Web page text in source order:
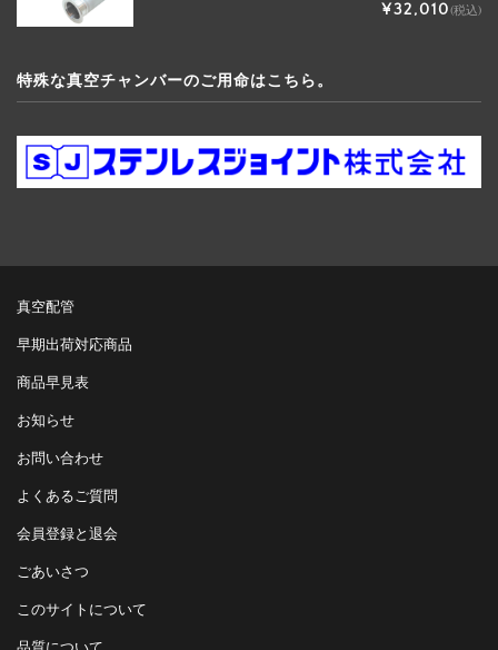
¥32,010(税込)
特殊な真空チャンバーのご用命はこちら。
真空配管
早期出荷対応商品
商品早見表
お知らせ
お問い合わせ
よくあるご質問
会員登録と退会
ごあいさつ
このサイトについて